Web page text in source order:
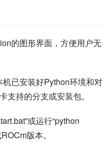
的图形界面，方便用户无
已安装好Python环境和对
持的分支或安装包。
或运行“python
版本。